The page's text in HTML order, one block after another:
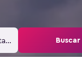
Buscar